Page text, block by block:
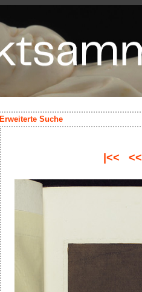
Erweiterte Suche
|<<